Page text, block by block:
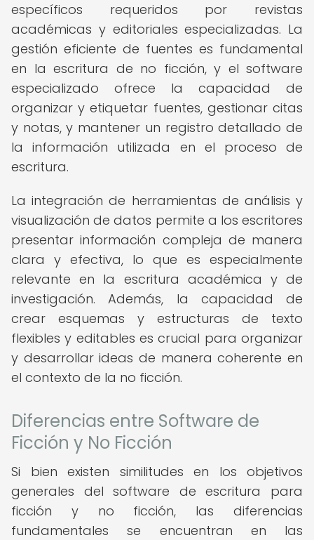
específicos requeridos por revistas
académicas y editoriales especializadas. La
gestión eficiente de fuentes es fundamental
en la escritura de no ficción, y el software
especializado ofrece la capacidad de
organizar y etiquetar fuentes, gestionar citas
y notas, y mantener un registro detallado de
la información utilizada en el proceso de
escritura.
La integración de herramientas de análisis y
visualización de datos permite a los escritores
presentar información compleja de manera
clara y efectiva, lo que es especialmente
relevante en la escritura académica y de
investigación. Además, la capacidad de
crear esquemas y estructuras de texto
flexibles y editables es crucial para organizar
y desarrollar ideas de manera coherente en
el contexto de la no ficción.
Diferencias entre Software de
Ficción y No Ficción
Si bien existen similitudes en los objetivos
generales del software de escritura para
ficción y no ficción, las diferencias
fundamentales se encuentran en las